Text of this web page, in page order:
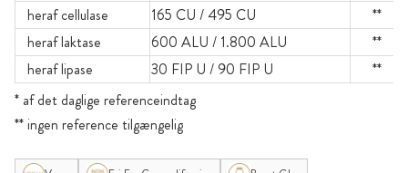
heraf cellulase
165 CU / 495 CU
**
heraf laktase
600 ALU / 1.800 ALU
**
heraf lipase
30 FIP U / 90 FIP U
**
* af det daglige referenceindtag
** ingen reference tilgængelig